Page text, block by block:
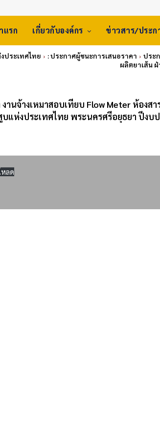
แรก เกี่ยวกับองค์กร ข่าวสาร/ประก
ประเทศไทย : ประกาศผู้ชนะการเสนอราคา
ประ
ผลิตยาเส้น
านจ้างเหมาสอบเทียบ Flow Meter ห้องสา
แห่งประเทศไทย พระนครศรีอยุธยา ปีงบ
หลด